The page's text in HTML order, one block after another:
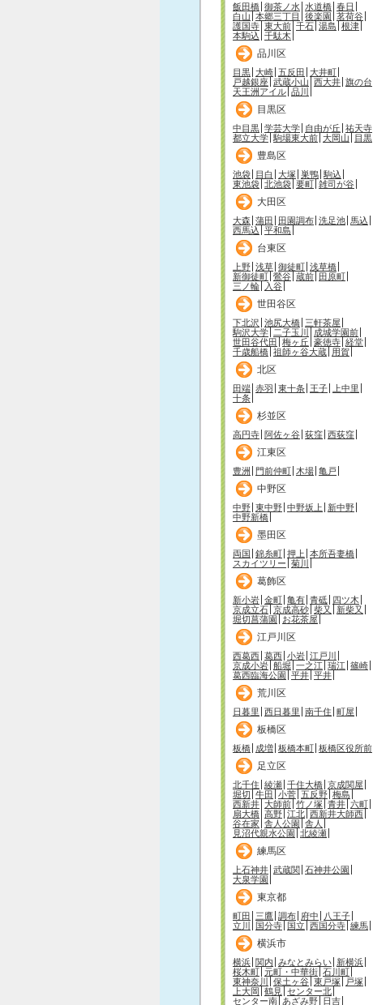
飯田橋 御茶ノ水 水道橋 春日
白山 本郷三丁目 後楽園
茗荷谷
護国寺 東大前 千石 湯島 根津
本駒込 千駄木
品川区
目黒 大崎 五反田 大井町
戸越銀座 武蔵小山 西大井 旗の台
天王洲アイル 品川
目黒区
中目黒 学芸大学 自由が丘 祐天寺
都立大学 駒場東大前 大岡山 目黒
豊島区
池袋 目白 大塚 巣鴨 駒込
東池袋 北池袋 要町 雑司が谷
大田区
大森 蒲田 田園調布 洗足池 馬込
西馬込 平和島
台東区
上野 浅草 御徒町 浅草橋
新御徒町 鶯谷 蔵前 田原町
三ノ輪
入谷
世田谷区
下北沢 池尻大橋 三軒茶屋
駒沢大学 二子玉川
成城学園前
世田谷代田 梅ヶ丘 豪徳寺 経堂
千歳船橋 祖師ヶ谷大蔵 用賀
北区
田端 赤羽 東十条 王子
上中里
十条
杉並区
高円寺 阿佐ヶ谷 荻窪 西荻窪
江東区
豊洲 門前仲町 木場 亀戸
中野区
中野 東中野 中野坂上
新中野
中野新橋
墨田区
両国 錦糸町 押上 本所吾妻橋
スカイツリー 菊川
葛飾区
新小岩 金町 亀有 青砥
四ツ木
京成立石 京成高砂 柴又
新柴又
堀切菖蒲園
お花茶屋
江戸川区
西葛西 葛西 小岩 江戸川
京成小岩 船堀 一之江 瑞江 篠崎
葛西臨海公園
平井 平井
荒川区
日暮里 西日暮里 南千住 町屋
板橋区
板橋 成増 板橋本町 板橋区役所前
足立区
北千住 綾瀬 千住大橋 京成関屋
堀切 牛田 小菅 五反野 梅島
西新井 大師前 竹ノ塚 青井 六町
扇大橋 高野 江北 西新井大師西
谷在家 舎人公園
舎人
見沼代親水公園
北綾瀬
練馬区
上石神井 武蔵関 石神井公園
大泉学園
東京都
町田 三鷹 調布 府中
八王子
立川
国分寺 国立 西国分寺 練馬
横浜市
横浜 関内 みなとみらい 新横浜
桜木町 元町・中華街 石川町
東神奈川
保土ヶ谷 東戸塚
戸塚
上大岡 鶴見
センター北
センター南 あざみ野 日吉